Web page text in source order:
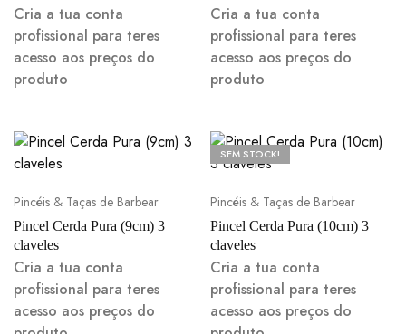
Cria a tua conta
profissional para teres
acesso aos preços do
produto
Cria a tua conta
profissional para teres
acesso aos preços do
produto
Pincéis & Taças de Barbear
Pincel Cerda Pura (9cm) 3
claveles
Cria a tua conta
profissional para teres
acesso aos preços do
SEM STOCK!
Pincéis & Taças de Barbear
Pincel Cerda Pura (10cm) 3
claveles
Cria a tua conta
profissional para teres
acesso aos preços do